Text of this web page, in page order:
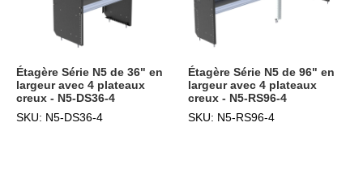
Étagère Série N5 de 36" en
largeur avec 4 plateaux
creux - N5-DS36-4
SKU: N5-DS36-4
Étagère Série N5 de 96" en
largeur avec 4 plateaux
creux - N5-RS96-4
SKU: N5-RS96-4